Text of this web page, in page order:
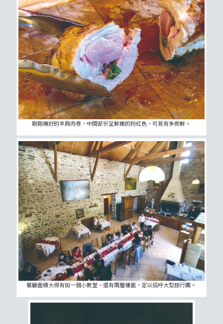
剛剛燒好的羊肩肉卷，中間部份呈鮮嫩的粉紅色，可見有多新鮮。
餐廳面積大得有如一個小教堂，還有兩層樓面，足以招呼大型旅行團。